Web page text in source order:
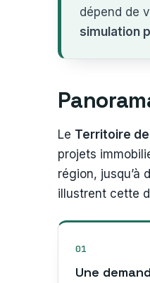
dépend de
simulation
Le Territoire
projets
région, jusqu’à
illustrent cette
01
Une